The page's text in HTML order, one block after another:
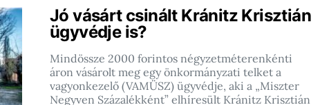
Jó vásárt csinált Kránitz Krisztián
ügyvédje is?
Mindössze 2000 forintos négyzetméterenkénti
áron vásárolt meg egy önkormányzati telket a
vagyonkezelő (VAMÜSZ) ügyvédje, aki a „Miszter
Negyven Százalékként” elhíresült Kránitz Krisztián